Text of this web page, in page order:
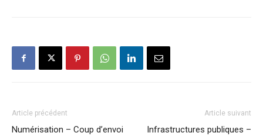
Article précédent
Numérisation – Coup d’envoi
Article suivant
Infrastructures publiques –